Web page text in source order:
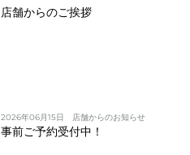
店舗からのご挨拶
2026年06月15日 店舗からのお知らせ
事前ご予約受付中！